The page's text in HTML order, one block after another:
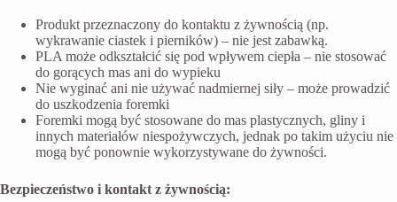
Produkt przeznaczony do kontaktu z żywnością (np.
wykrawanie ciastek i pierników) – nie jest zabawką.
PLA może odkształcić się pod wpływem ciepła – nie stosować
do gorących mas ani do wypieku
Nie wyginać ani nie używać nadmiernej siły – może prowadzić
do uszkodzenia foremki
Foremki mogą być stosowane do mas plastycznych, gliny i
innych materiałów niespożywczych, jednak po takim użyciu nie
mogą być ponownie wykorzystywane do żywności.
Bezpieczeństwo i kontakt z żywnością: